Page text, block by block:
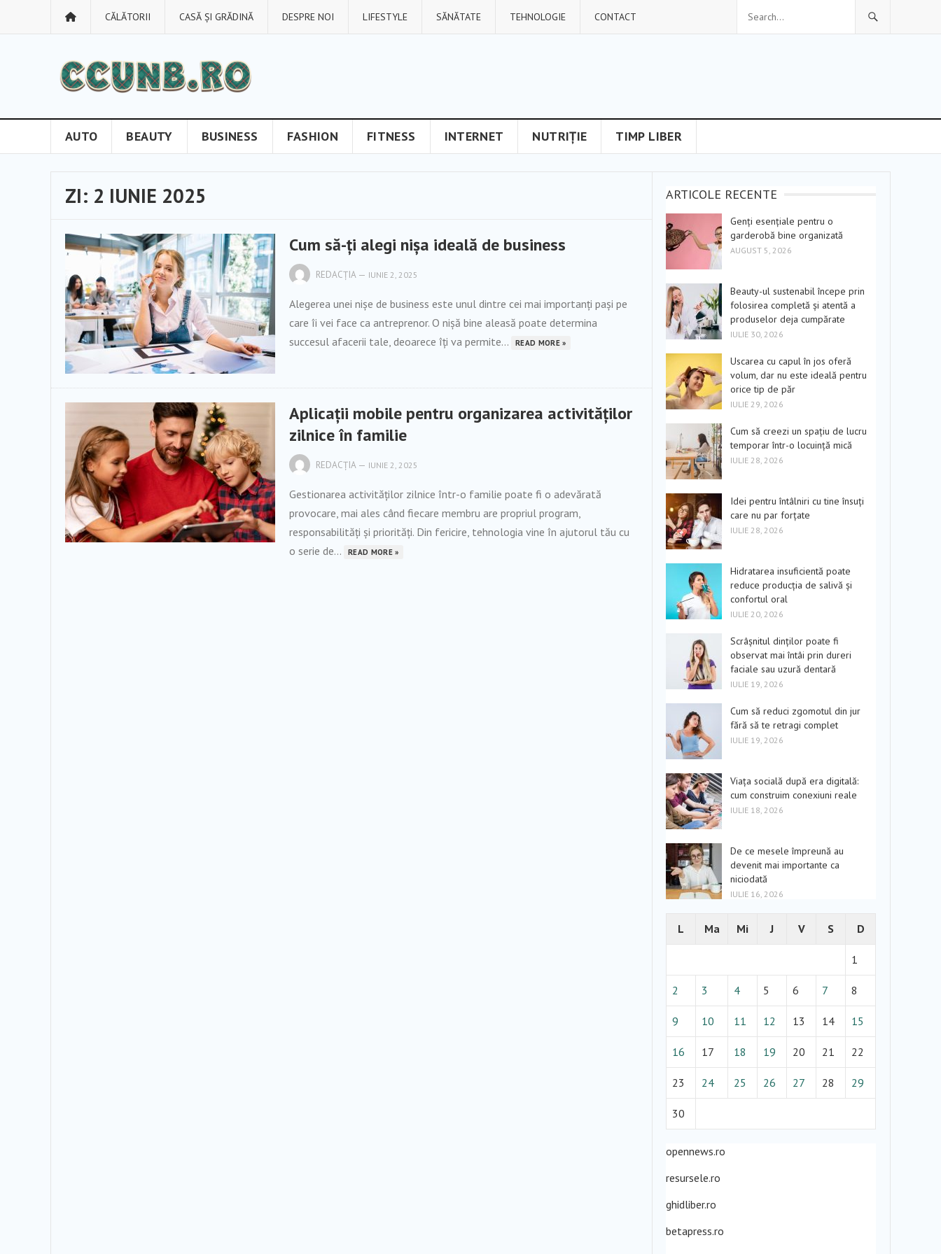
CĂLĂTORII CASĂ ȘI GRĂDINĂ DESPRE NOI LIFESTYLE SĂNĂTATE TEHNOLOGIE CONTACT
AUTO BEAUTY BUSINESS FASHION FITNESS INTERNET NUTRIȚIE TIMP LIBER
ZI: 2 IUNIE 2025
Cum să-ți alegi nișa ideală de business
REDACȚIA— IUNIE 2, 2025
Alegerea unei nișe de business este unul dintre cei mai importanți pași pe
care îi vei face ca antreprenor. O nișă bine aleasă poate determina
succesul afacerii tale, deoarece îți va permite...
READ MORE »
Aplicații mobile pentru organizarea activităților
zilnice în familie
REDACȚIA— IUNIE 2, 2025
Gestionarea activităților zilnice într-o familie poate fi o adevărată
provocare, mai ales când fiecare membru are propriul program,
responsabilități și priorități. Din fericire, tehnologia vine în ajutorul tău cu
o serie de...
READ MORE »
ARTICOLE RECENTE
Genți esențiale pentru o
garderobă bine organizată
AUGUST 5, 2026
Beauty-ul sustenabil începe prin
folosirea completă și atentă a
produselor deja cumpărate
IULIE 30, 2026
Uscarea cu capul în jos oferă
volum, dar nu este ideală pentru
orice tip de păr
IULIE 29, 2026
Cum să creezi un spațiu de lucru
temporar într-o locuință mică
IULIE 28, 2026
Idei pentru întâlniri cu tine însuți
care nu par forțate
IULIE 28, 2026
Hidratarea insuficientă poate
reduce producția de salivă și
confortul oral
IULIE 20, 2026
Scrâșnitul dinților poate fi
observat mai întâi prin dureri
faciale sau uzură dentară
IULIE 19, 2026
Cum să reduci zgomotul din jur
fără să te retragi complet
IULIE 19, 2026
Viața socială după era digitală:
cum construim conexiuni reale
IULIE 18, 2026
De ce mesele împreună au
devenit mai importante ca
niciodată
IULIE 16, 2026
L Ma Mi J V S D
1
2 3 4 5 6 7 8
9 10 11 12 13 14 15
16 17 18 19 20 21 22
23 24 25 26 27 28 29
30
opennews.ro
resursele.ro
ghidliber.ro
betapress.ro